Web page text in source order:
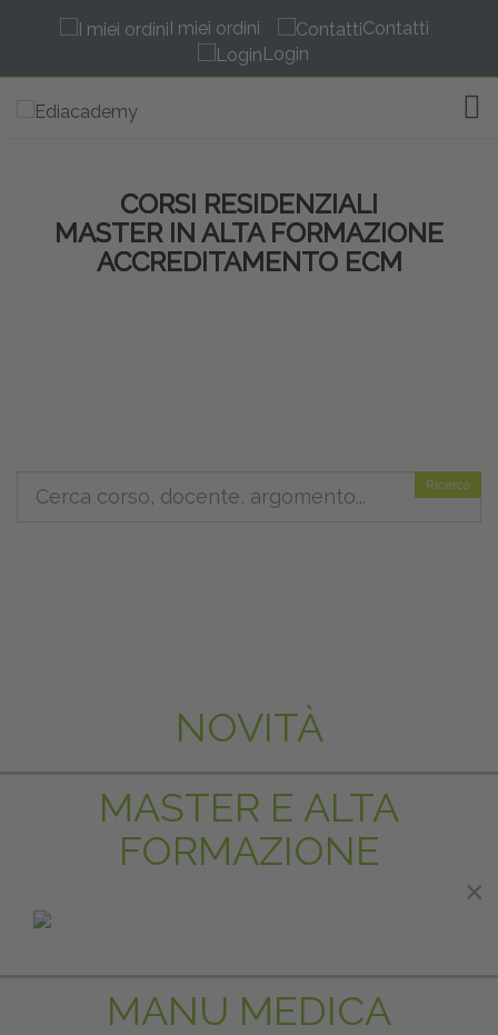
I miei ordini
Contatti
Login
CORSI RESIDENZIALI
MASTER IN ALTA FORMAZIONE
ACCREDITAMENTO ECM
Ricerca
NOVITÀ
MASTER E ALTA
FORMAZIONE
MANU MEDICA
×
×